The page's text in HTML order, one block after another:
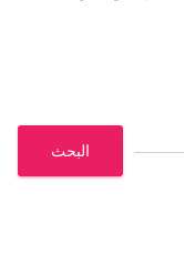
البحث